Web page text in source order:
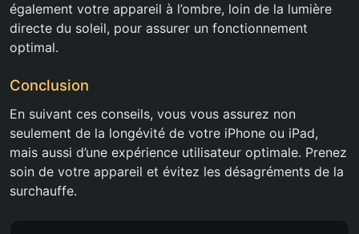
également votre appareil à l’ombre, loin de la lumière
directe du soleil, pour assurer un fonctionnement
optimal.
Conclusion
En suivant ces conseils, vous vous assurez non
seulement de la longévité de votre iPhone ou iPad,
mais aussi d’une expérience utilisateur optimale. Prenez
soin de votre appareil et évitez les désagréments de la
surchauffe.